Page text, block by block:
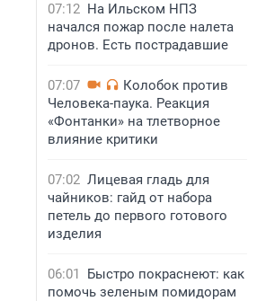
07:12 На Ильском НПЗ
начался пожар после налета
дронов. Есть пострадавшие
07:07
Колобок против
Человека-паука. Реакция
«Фонтанки» на тлетворное
влияние критики
07:02 Лицевая гладь для
чайников: гайд от набора
петель до первого готового
изделия
06:01
Быстро покраснеют: как
помочь зеленым помидорам